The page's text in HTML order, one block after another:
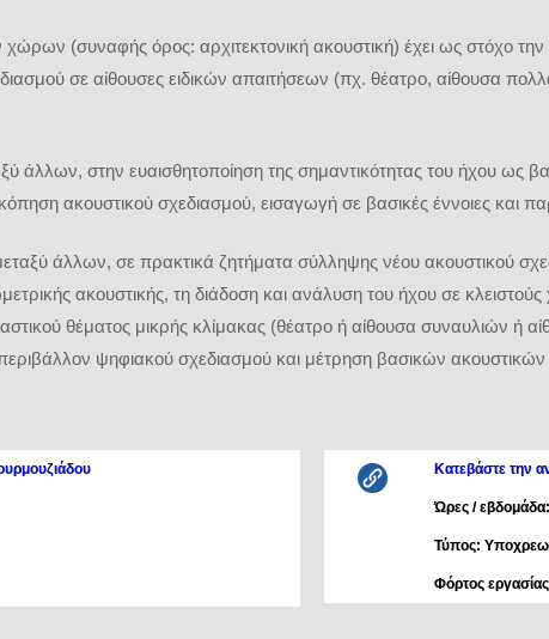
(συναφής όρος: αρχιτεκτονική ακουστική) έχει ως στόχο την
σε αίθουσες ειδικών απαιτήσεων (πχ. θέατρο, αίθουσα
άλλων, στην ευαισθητοποίηση της σημαντικότητας του ήχου ως
ακουστικού σχεδιασμού, εισαγωγή σε βασικές έννοιες και
άλλων, σε πρακτικά ζητήματα σύλληψης νέου ακουστικού
ακουστικής, τη διάδοση και ανάλυση του ήχου σε
θέματος μικρής κλίμακας (θέατρο ή αίθουσα συναυλιών ή
ψηφιακού σχεδιασμού και μέτρηση βασικών
Κατεβάστε την
Ώρες /
Τύπος:
Φόρτος